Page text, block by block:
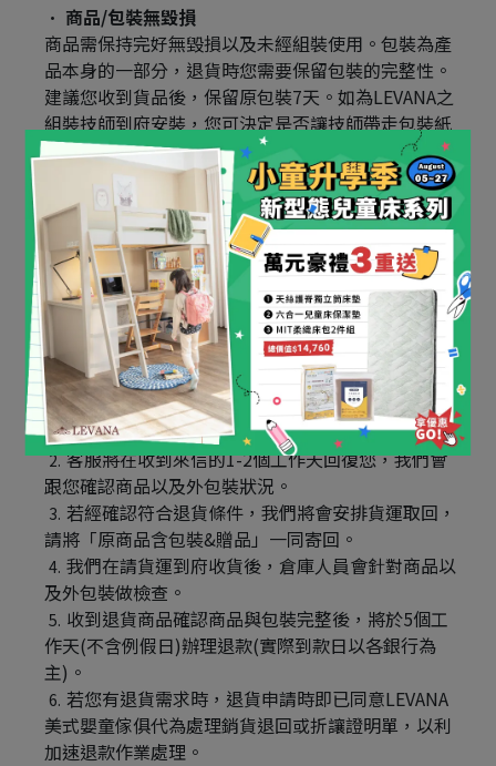
商品/包裝無毀損
商品需保持完好無毀損以及未經組裝使用。包裝為產
品本身的一部分，退貨時您需要保留包裝的完整性。
建議您收到貨品後，保留原包裝7天。如為LEVANA之
組裝技師到府安裝，您可決定是否讓技師帶走包裝紙
箱。​
未經組裝
LEVANA不接受經組裝後商品之退換貨，​請組裝前務必
確認產品無誤。
【退貨/退款流程】
您在了解完退貨須知決定要退貨後，請於7天鑒賞
期(含假日)內聯絡客服或FB粉絲專頁聯繫
客服將在收到來信的1-2個工作天回復您，我們會
跟您確認商品以及外包裝狀況​。
若經確認符合退貨條件，我們將會安排貨運取回，
請將「原商品含包裝&贈品」一同寄回。​
我們在請貨運到府收貨後，倉庫人員會針對商品以
及外包裝做檢查。​
收到退貨商品確認商品與包裝完整後，將於5個工
作天(不含例假日)辦理退款(實際到款日以各銀行為
主)。
若您有退貨需求時，退貨申請時即已同意LEVANA
美式嬰童傢俱代為處理銷貨退回或折讓證明單，以利
加速退款作業處理。